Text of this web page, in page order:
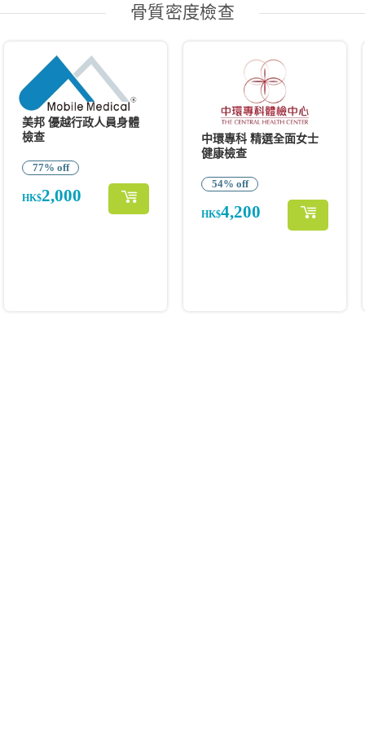
骨質密度檢查
美邦 優越行政人員身體
檢查
77% off
HK$2,000
中環專科 精選全面女士
健康檢查
54% off
HK$4,200